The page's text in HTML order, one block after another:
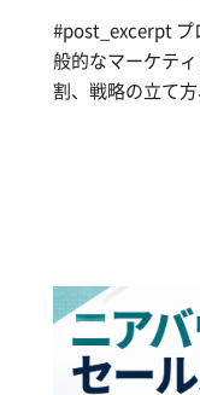
#post_excerpt プ
般的なマーケテ
割、戦略の立て